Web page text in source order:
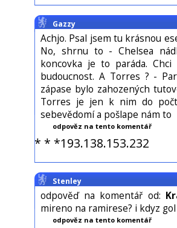
Gazzy
Achjo. Psal jsem tu krásnou
No, shrnu to - Chelsea
koncovka je to paráda.
budoucnost. A Torres ? -
zápase bylo zahozených
Torres je jen k nim do
sebevědomí a pošlape nám to
odpověz na tento komentář
* * *193.138.153.232
Stenley
odpověď na komentář od:
mireno na ramirese? i kdyz
odpověz na tento komentář